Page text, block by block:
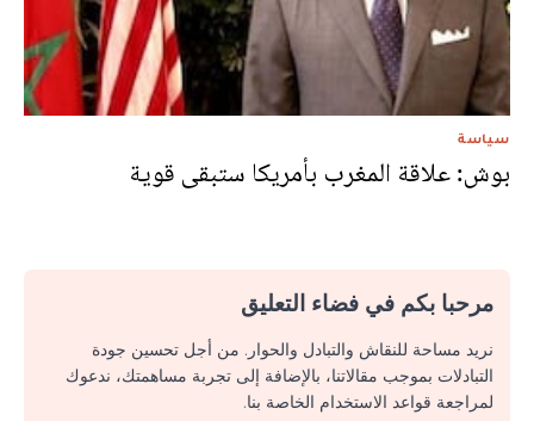
سياسة
بوش: علاقة المغرب بأمريكا ستبقى قوية
مرحبا بكم في فضاء التعليق
نريد مساحة للنقاش والتبادل والحوار. من أجل تحسين جودة
التبادلات بموجب مقالاتنا، بالإضافة إلى تجربة مساهمتك، ندعوك
لمراجعة قواعد الاستخدام الخاصة بنا.